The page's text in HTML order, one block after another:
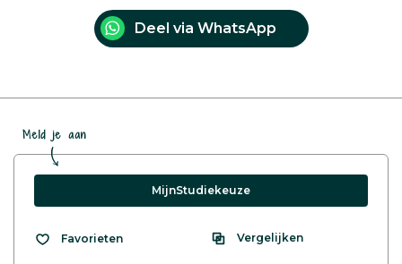
Deel via WhatsApp
Meld je aan
MijnStudiekeuze
Favorieten Vergelijken